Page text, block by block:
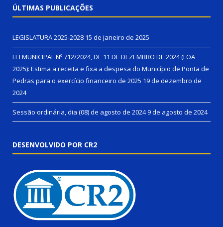
ÚLTIMAS PUBLICAÇÕES
LEGISLATURA 2025-2028 15 de janeiro de 2025
LEI MUNICIPAL Nº 712/2024, DE 11 DE DEZEMBRO DE 2024 (LOA
2025): Estima a receita e fixa a despesa do Município de Ponta de
Pedras para o exercício financeiro de 2025 19 de dezembro de
2024
Sessão ordinária, dia (08) de agosto de 20249 de agosto de 2024
DESENVOLVIDO POR CR2